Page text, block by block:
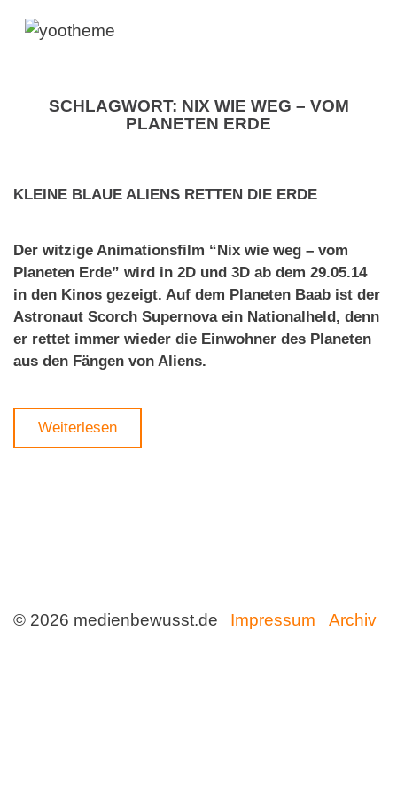
SCHLAGWORT: NIX WIE WEG – VOM
PLANETEN ERDE
KLEINE BLAUE ALIENS RETTEN DIE ERDE
Der witzige Animationsfilm “Nix wie weg – vom
Planeten Erde” wird in 2D und 3D ab dem 29.05.14
in den Kinos gezeigt. Auf dem Planeten Baab ist der
Astronaut Scorch Supernova ein Nationalheld, denn
er rettet immer wieder die Einwohner des Planeten
aus den Fängen von Aliens.
Weiterlesen
© 2026 medienbewusst.de Impressum Archiv